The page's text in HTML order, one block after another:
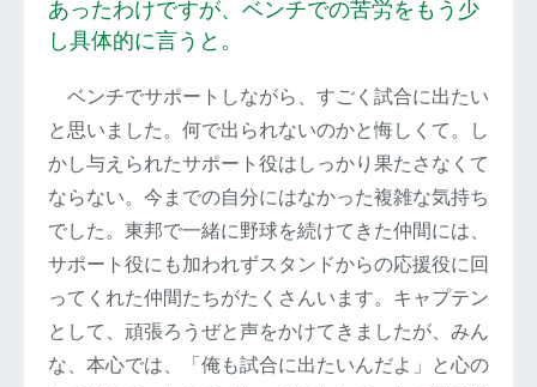
あったわけですが、ベンチでの苦労をもう少
し具体的に言うと。
ベンチでサポートしながら、すごく試合に出たい
と思いました。何で出られないのかと悔しくて。し
かし与えられたサポート役はしっかり果たさなくて
ならない。今までの自分にはなかった複雑な気持ち
でした。東邦で一緒に野球を続けてきた仲間には、
サポート役にも加われずスタンドからの応援役に回
ってくれた仲間たちがたくさんいます。キャプテン
として、頑張ろうぜと声をかけてきましたが、みん
な、本心では、「俺も試合に出たいんだよ」と心の